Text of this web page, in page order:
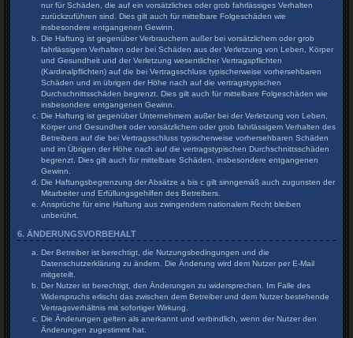
nur für Schäden, die auf ein vorsätzliches oder grob fahrlässiges Verhalten
zurückzuführen sind. Dies gilt auch für mittelbare Folgeschäden wie
insbesondere entgangenen Gewinn.
Die Haftung ist gegenüber Verbrauchern außer bei vorsätzlichem oder grob
fahrlässigem Verhalten oder bei Schäden aus der Verletzung von Leben, Körper
und Gesundheit und der Verletzung wesentlicher Vertragspflichten
(Kardinalpflichten) auf die bei Vertragsschluss typischerweise vorhersehbaren
Schäden und im übrigen der Höhe nach auf die vertragstypischen
Durchschnittsschäden begrenzt. Dies gilt auch für mittelbare Folgeschäden wie
insbesondere entgangenen Gewinn.
Die Haftung ist gegenüber Unternehmern außer bei der Verletzung von Leben,
Körper und Gesundheit oder vorsätzlichem oder grob fahrlässigem Verhalten des
Betreibers auf die bei Vertragsschluss typischerweise vorhersehbaren Schäden
und im Übrigen der Höhe nach auf die vertragstypischen Durchschnittsschäden
begrenzt. Dies gilt auch für mittelbare Schäden, insbesondere entgangenen
Gewinn.
Die Haftungsbegrenzung der Absätze a bis c gilt sinngemäß auch zugunsten der
Mitarbeiter und Erfüllungsgehilfen des Betreibers.
Ansprüche für eine Haftung aus zwingendem nationalem Recht bleiben
unberührt.
6. ÄNDERUNGSVORBEHALT
Der Betreiber ist berechtigt, die Nutzungsbedingungen und die
Datenschutzerklärung zu ändern. Die Änderung wird dem Nutzer per E-Mail
mitgeteilt.
Der Nutzer ist berechtigt, den Änderungen zu widersprechen. Im Falle des
Widerspruchs erlischt das zwischen dem Betreiber und dem Nutzer bestehende
Vertragsverhältnis mit sofortiger Wirkung.
Die Änderungen gelten als anerkannt und verbindlich, wenn der Nutzer den
Änderungen zugestimmt hat.